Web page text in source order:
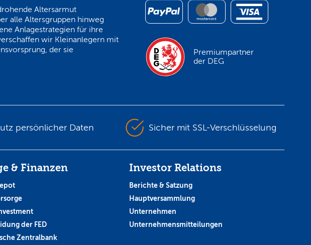
Altersarmut
alle Altersgruppen hinweg
Anlagestrategien für ihre
wir Kleinanlegern mit
der sie
Premiumpartner
der DEG
persönlicher Daten Sicher mit SSL-Verschlüsselung
& Finanzen
der FED
Zentralbank
Investor Relations
Berichte & Satzung
Hauptversammlung
Unternehmen
Unternehmensmitteilungen